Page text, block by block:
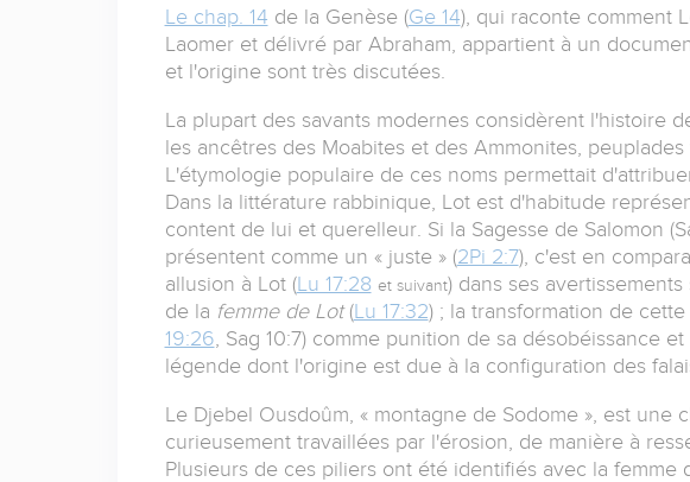
Le chap. 14 de la Genèse (Ge 14), qui raconte comment
Laomer et délivré par Abraham, appartient à un
et l'origine sont très discutées.
La plupart des savants modernes considèrent l'histoire
les ancêtres des Moabites et des Ammonites,
L'étymologie populaire de ces noms permettait
Dans la littérature rabbinique, Lot est d'habitude
content de lui et querelleur. Si la Sagesse de Salomon
présentent comme un « juste » (2Pi 2:7), c'est en
allusion à Lot (Lu 17:28 et suivant) dans ses
de la femme de Lot (Lu 17:32) ; la transformation de
19:26 , Sag 10:7) comme punition de sa désobéissance
légende dont l'origine est due à la configuration des
Le Djebel Ousdoûm, « montagne de Sodome », est une
curieusement travaillées par l'érosion, de manière à
Plusieurs de ces piliers ont été identifiés avec la femme